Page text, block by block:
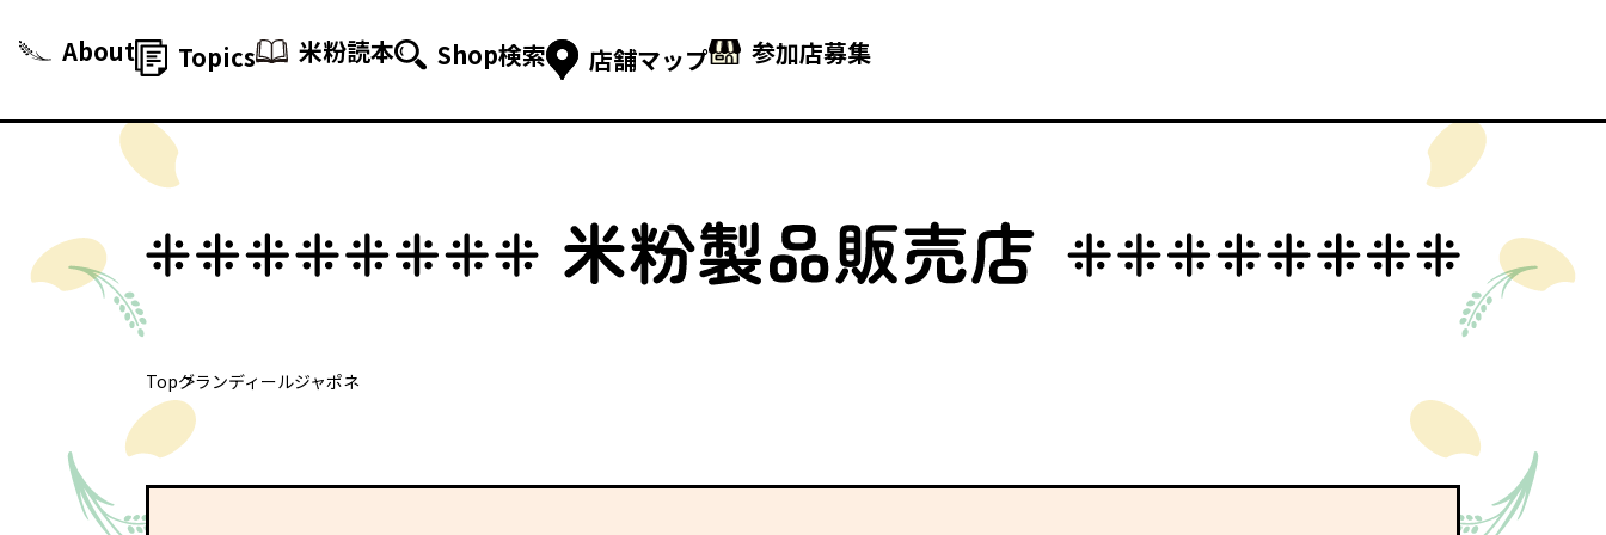
About Topics 米粉読本 Shop検索 店舗マップ 参加店募集
Topグランディールジャポネ